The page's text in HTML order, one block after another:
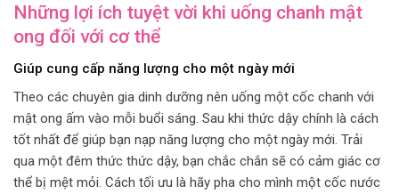
Những lợi ích tuyệt vời khi uống chanh mật
ong đối với cơ thể
Giúp cung cấp năng lượng cho một ngày mới
Theo các chuyên gia dinh dưỡng nên uống một cốc chanh với
mật ong ấm vào mỗi buổi sáng. Sau khi thức dậy chính là cách
tốt nhất để giúp bạn nạp năng lượng cho một ngày mới. Trải
qua một đêm thức thức dậy, bạn chắc chắn sẽ có cảm giác cơ
thể bị mệt mỏi. Cách tối ưu là hãy pha cho mình một cốc nước